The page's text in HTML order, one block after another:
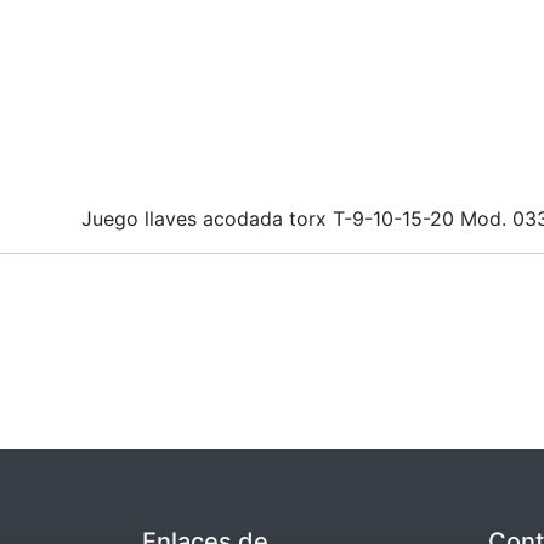
Juego llaves acodada torx T-9-10-15-20 Mod.